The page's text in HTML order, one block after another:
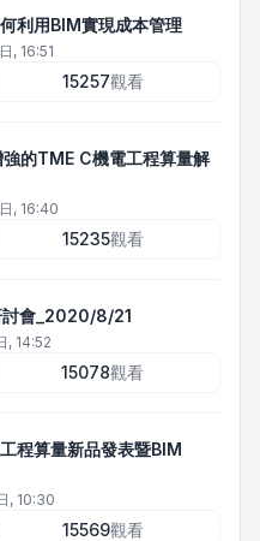
利用BIM實現成本管理
, 16:51
15257觀看
的TME C機電工程算量解
, 16:40
15235觀看
會_2020/8/21
, 14:52
15078觀看
程算量新品發表暨BIM
, 10:30
15569觀看